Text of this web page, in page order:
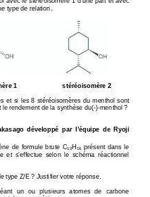
type de relation.
1 stéréoisomère 2
et si les 8 stéréoisomères du menthol sont
le rendement de la synthèse du(-)-menthol ?
développé  par  l’équipe  de  Ryoji
e  de  formule  brute  C 10 H16
  présent  dans  le
et  s’effectue  selon  le  schéma  réactionnel
typ
e Z/E ? Justifier votre réponse.
un  o
u  plusieurs  atomes  de  carbone